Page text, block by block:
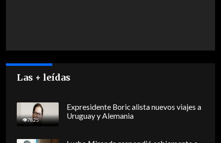
Las + leídas
7825
Expresidente Boric alista nuevos viajes a
Uruguay y Alemania